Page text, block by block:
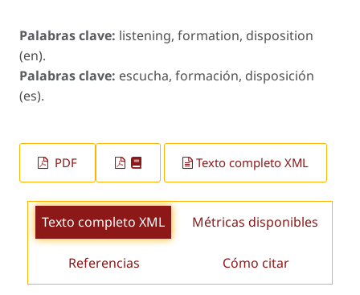
Palabras clave: listening, formation, disposition
(en).
Palabras clave: escucha, formación, disposición
(es).
PDF Texto completo XML
Texto completo XML Métricas disponibles
Referencias Cómo citar